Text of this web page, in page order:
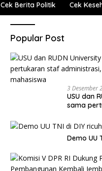
Cek Berita Politik Cek
Popular Post
3 Desember
USU dan
sama
Demo UU